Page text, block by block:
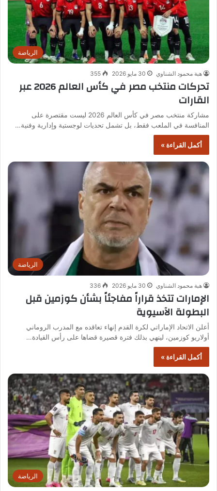
الرياضة
هبة محمود الشناوي 30 مايو 2026 355
تحركات منتخب مصر في كأس العالم 2026 عبر
القارات
مشاركة منتخب مصر في كأس العالم 2026 ليست مقتصرة على
المنافسة في الملعب فقط، بل تشمل تحديات لوجستية وإدارية وفنية…
أكمل القراءة »
الرياضة
هبة محمود الشناوي 30 مايو 2026 336
الإمارات تتخذ قراراً مفاجئاً بشأن كوزمين قبل
البطولة الآسيوية
أعلن الاتحاد الإماراتي لكرة القدم إنهاء تعاقده مع المدرب الروماني
أولاريو كوزمين، لينهي بذلك فترة قصيرة قضاها على رأس القيادة…
أكمل القراءة »
الرياضة